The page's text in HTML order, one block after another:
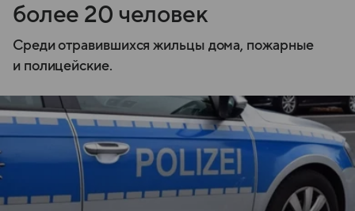
более 20 человек
Среди отравившихся жильцы дома, пожарные
и полицейские.